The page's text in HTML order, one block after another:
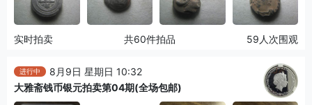
实时拍卖 共60件拍品 59人次围观
进行中
8月9日 星期日 10:32
大雅斋钱币银元拍卖第04期(全场包邮)